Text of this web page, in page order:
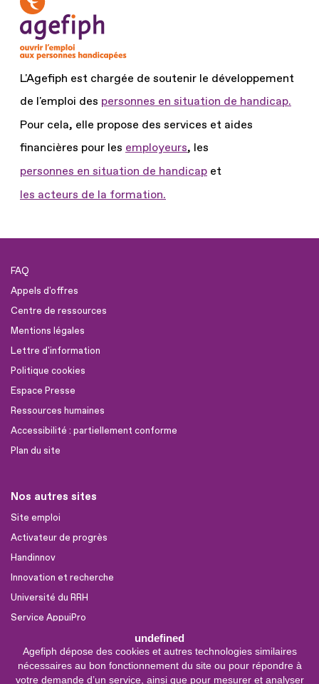
undefined
Agefiph dépose des cookies et autres technologies similaires
nécessaires au bon fonctionnement du site ou pour répondre à
votre demande d’un service, ainsi que pour mesurer et analyser
L'Agefiph est chargée de soutenir le développement
de l'emploi des personnes en situation de handicap.
Pour cela, elle propose des services et aides
financières pour les employeurs, les
personnes en situation de handicap et
les acteurs de la formation.
FAQ
Appels d'offres
Centre de ressources
Mentions légales
Lettre d'information
Politique cookies
Espace Presse
Ressources humaines
Accessibilité : partiellement conforme
Plan du site
Nos autres sites
Site emploi
Activateur de progrès
Handinnov
Innovation et recherche
Université du RRH
Service AppuiPro
Nous suivre
Youtube